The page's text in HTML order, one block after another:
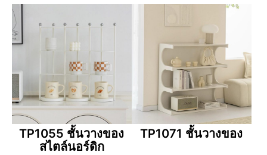
TP1055 ชั้นวางของ
สไตล์นอร์ดิก
TP1071 ชั้นวางของ